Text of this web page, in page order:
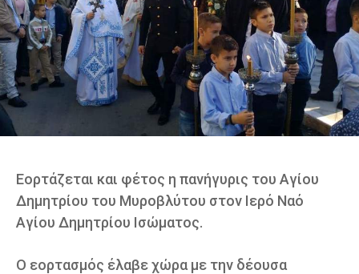
Εορτάζεται και φέτος η πανήγυρις του Αγίου
Δημητρίου του Μυροβλύτου στον Ιερό Ναό
Αγίου Δημητρίου Ισώματος.
Ο εορτασμός έλαβε χώρα με την δέουσα